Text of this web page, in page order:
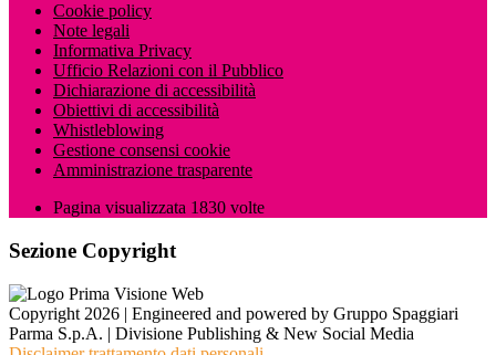
Cookie policy
Note legali
Informativa Privacy
Ufficio Relazioni con il Pubblico
Dichiarazione di accessibilità
Obiettivi di accessibilità
Whistleblowing
Gestione consensi cookie
Amministrazione trasparente
Pagina visualizzata 1830 volte
Sezione Copyright
Copyright 2026 | Engineered and powered by Gruppo Spaggiari
Parma S.p.A. | Divisione Publishing & New Social Media